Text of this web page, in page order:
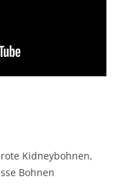
Kidneybohnen,
Bohnen